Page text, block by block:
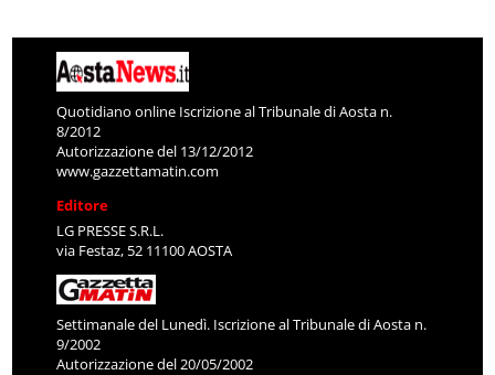
Quotidiano online Iscrizione al Tribunale di Aosta n.
8/2012
Autorizzazione del 13/12/2012
www.gazzettamatin.com
Editore
LG PRESSE S.R.L.
via Festaz, 52 11100 AOSTA
Settimanale del Lunedì. Iscrizione al Tribunale di Aosta n.
9/2002
Autorizzazione del 20/05/2002